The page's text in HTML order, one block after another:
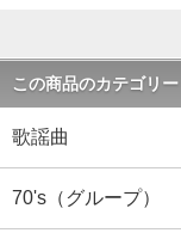
この商品のカテゴリー
歌謡曲
70's（グループ）